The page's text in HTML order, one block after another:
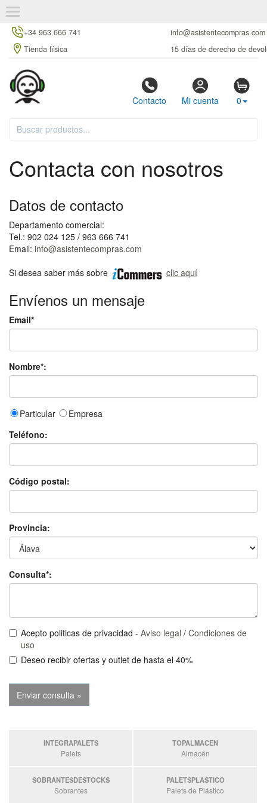
+34 963 666 741
info@asistentecompras.com
Tienda física
15 días de derecho de
Contacto Mi cuenta 0
Contacta con nosotros
Datos de contacto
Departamento comercial:
Tel.: 902 024 125 / 963 666 741
Email: info@asistentecompras.com
Si desea saber más sobre
clic aquí
Envíenos un mensaje
Email*
Nombre*:
Particular
Empresa
Teléfono:
Código postal:
Provincia:
Consulta*:
Acepto politicas de privacidad - Aviso legal / Condiciones de
uso
Deseo recibir ofertas y outlet de hasta el 40%
INTEGRAPALETS
Palets
TOPALMACEN
Almacén
SOBRANTESDESTOCKS
Sobrantes
PALETSPLASTICO
Palets de Plástico